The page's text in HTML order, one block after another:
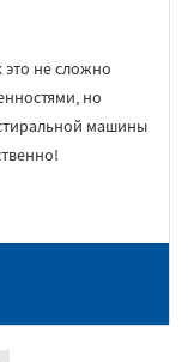
не сложно
но
машины